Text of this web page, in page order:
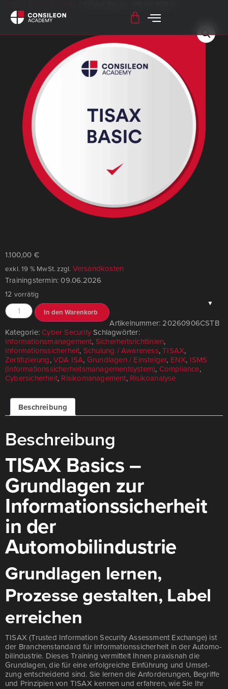
1.100,00 €
exkl. 19 % MwSt. zzgl. Versandkosten
Trainingstermin: 09.06.2026
12 vorrätig
In den Warenkorb
Artikelnummer:20260906CSTB
Kategorie:Cyber SecuritySchlagwörter:
Informationsmanagement, Sicherheitsrichtlinien,
Informationssicherheit, Schulung / Awareness,TISAX,
Zertifizierung,VDA ISA, Grundlagen / Einsteiger, ENX, ISMS
(Informationssicherheitsmanagementsystem), Compliance,
Cybersicherheit, Risikomanagement, Risikoanalyse
Beschreibung
Beschreibung
TISAX Basics –
Grundlagen zur
Informationssicherheit
in der
Automobilindustrie
Grundlagen lernen,
Prozesse gestalten, Label
erreichen
TISAX (Trus­ted Infor­ma­ti­on Secu­ri­ty Assess­ment Exch­an­ge) ist
der Bran­chen­stan­dard für Infor­ma­ti­ons­si­cher­heit in der Auto­mo­
bil­in­dus­trie. Die­ses Trai­ning ver­mit­telt Ihnen pra­xis­nah die
Grund­la­gen, die für eine erfolg­rei­che Ein­füh­rung und Umset­
zung ent­schei­dend sind. Sie ler­nen die Anfor­de­run­gen, Begrif­fe
und Prin­zi­pi­en von TISAX ken­nen und erfah­ren, wie Sie Ihr